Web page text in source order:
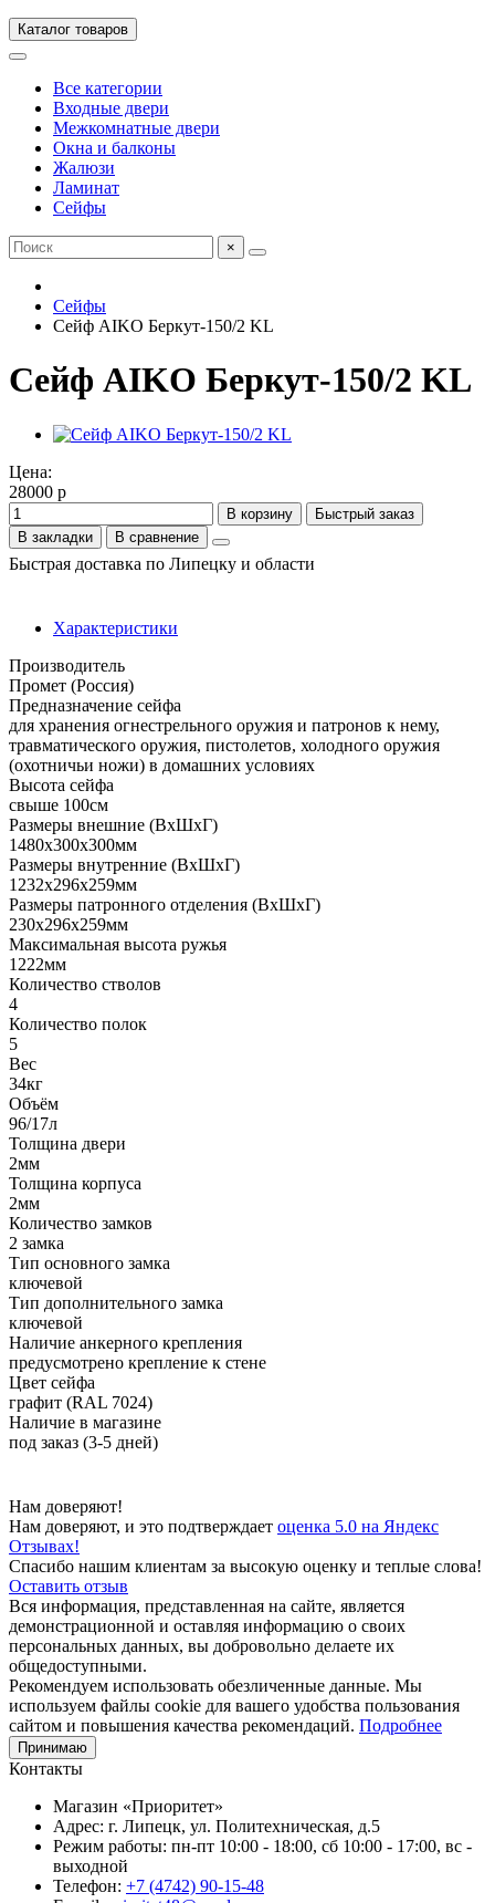
Каталог товаров
Все категории
Входные двери
Межкомнатные двери
Окна и балконы
Жалюзи
Ламинат
Сейфы
×
Сейфы
Сейф AIKO Беркут-150/2 KL
Сейф AIKO Беркут-150/2 KL
Цена:
28000 р
В корзину
Быстрый заказ
В закладки
В сравнение
Быстрая доставка по Липецку и области
Характеристики
Производитель
Промет (Россия)
Предназначение сейфа
для хранения огнестрельного оружия и патронов к нему,
травматического оружия, пистолетов, холодного оружия
(охотничьи ножи) в домашних условиях
Высота сейфа
свыше 100см
Размеры внешние (ВхШхГ)
1480x300x300мм
Размеры внутренние (ВхШхГ)
1232x296x259мм
Размеры патронного отделения (ВхШхГ)
230x296x259мм
Максимальная высота ружья
1222мм
Количество стволов
4
Количество полок
5
Вес
34кг
Объём
96/17л
Толщина двери
2мм
Толщина корпуса
2мм
Количество замков
2 замка
Тип основного замка
ключевой
Тип дополнительного замка
ключевой
Наличие анкерного крепления
предусмотрено крепление к стене
Цвет сейфа
графит (RAL 7024)
Наличие в магазине
под заказ (3-5 дней)
Нам доверяют!
Нам доверяют, и это подтверждает оценка 5.0 на Яндекс
Отзывах!
Спасибо нашим клиентам за высокую оценку и теплые слова!
Оставить отзыв
Вся информация, представленная на сайте, является
демонстрационной и оставляя информацию о своих
персональных данных, вы добровольно делаете их
общедоступными.
Рекомендуем использовать обезличенные данные. Мы
используем файлы cookie для вашего удобства пользования
сайтом и повышения качества рекомендаций. Подробнее
Принимаю
Контакты
Магазин «Приоритет»
Адрес: г. Липецк, ул. Политехническая, д.5
Режим работы: пн-пт 10:00 - 18:00, сб 10:00 - 17:00, вс -
выходной
Телефон: +7 (4742) 90-15-48